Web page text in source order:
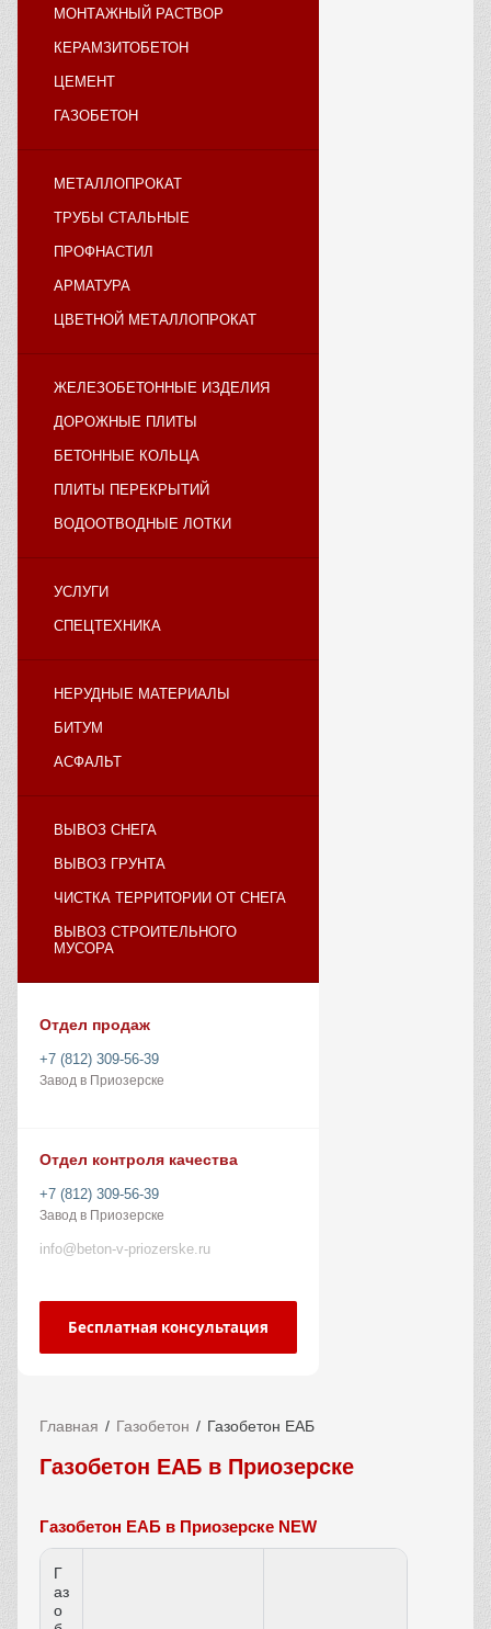
МОНТАЖНЫЙ РАСТВОР
КЕРАМЗИТОБЕТОН
ЦЕМЕНТ
ГАЗОБЕТОН
МЕТАЛЛОПРОКАТ
ТРУБЫ СТАЛЬНЫЕ
ПРОФНАСТИЛ
АРМАТУРА
ЦВЕТНОЙ МЕТАЛЛОПРОКАТ
ЖЕЛЕЗОБЕТОННЫЕ ИЗДЕЛИЯ
ДОРОЖНЫЕ ПЛИТЫ
БЕТОННЫЕ КОЛЬЦА
ПЛИТЫ ПЕРЕКРЫТИЙ
ВОДООТВОДНЫЕ ЛОТКИ
УСЛУГИ
СПЕЦТЕХНИКА
НЕРУДНЫЕ МАТЕРИАЛЫ
БИТУМ
АСФАЛЬТ
ВЫВОЗ СНЕГА
ВЫВОЗ ГРУНТА
ЧИСТКА ТЕРРИТОРИИ ОТ СНЕГА
ВЫВОЗ СТРОИТЕЛЬНОГО
МУСОРА
Отдел продаж
+7 (812) 309-56-39
Завод в Приозерске
Отдел контроля качества
+7 (812) 309-56-39
Завод в Приозерске
info@beton-v-priozerske.ru
Бесплатная консультация
Главная Газобетон Газобетон ЕАБ
Газобетон ЕАБ в Приозерске
Газобетон ЕАБ в Приозерске NEW
Г
аз
о